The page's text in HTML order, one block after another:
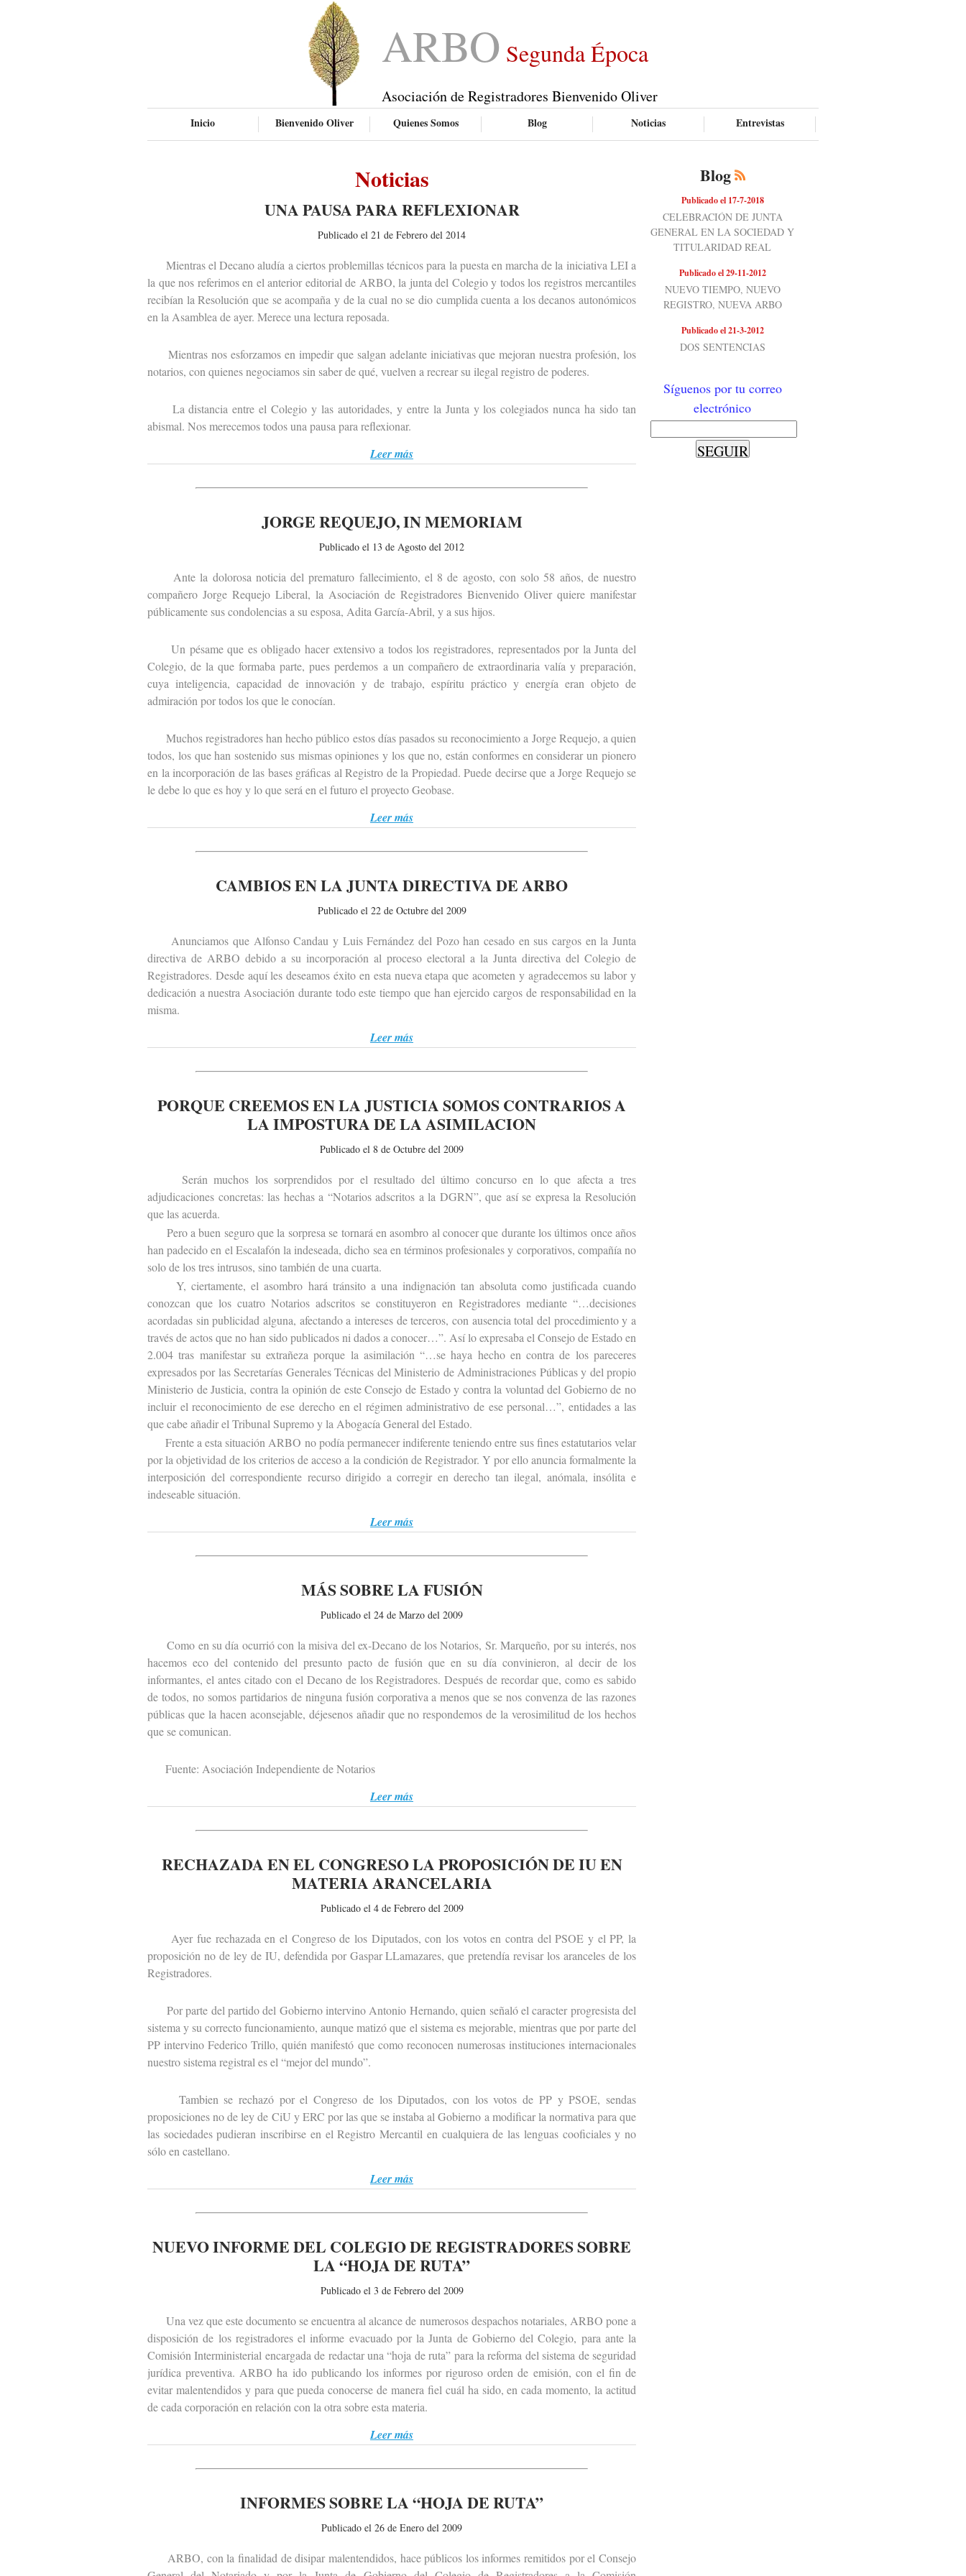
ARBO Segunda Época
Asociación de Registradores Bienvenido Oliver
Inicio Bienvenido Oliver Quienes Somos Blog Noticias Entrevistas
Noticias
UNA PAUSA PARA REFLEXIONAR
Publicado el 21 de Febrero del 2014
Mientras el Decano aludía a ciertos problemillas técnicos para la puesta en marcha de la iniciativa LEI a
la que nos referimos en el anterior editorial de ARBO, la junta del Colegio y todos los registros mercantiles
recibían la Resolución que se acompaña y de la cual no se dio cumplida cuenta a los decanos autonómicos
en la Asamblea de ayer. Merece una lectura reposada.
Mientras nos esforzamos en impedir que salgan adelante iniciativas que mejoran nuestra profesión, los
notarios, con quienes negociamos sin saber de qué, vuelven a recrear su ilegal registro de poderes.
La distancia entre el Colegio y las autoridades, y entre la Junta y los colegiados nunca ha sido tan
abismal. Nos merecemos todos una pausa para reflexionar.
Leer más
JORGE REQUEJO, IN MEMORIAM
Publicado el 13 de Agosto del 2012
Ante la dolorosa noticia del prematuro fallecimiento, el 8 de agosto, con solo 58 años, de nuestro
compañero Jorge Requejo Liberal, la Asociación de Registradores Bienvenido Oliver quiere manifestar
públicamente sus condolencias a su esposa, Adita García-Abril, y a sus hijos.
Un pésame que es obligado hacer extensivo a todos los registradores, representados por la Junta del
Colegio, de la que formaba parte, pues perdemos a un compañero de extraordinaria valía y preparación,
cuya inteligencia, capacidad de innovación y de trabajo, espíritu práctico y energía eran objeto de
admiración por todos los que le conocían.
Muchos registradores han hecho público estos días pasados su reconocimiento a Jorge Requejo, a quien
todos, los que han sostenido sus mismas opiniones y los que no, están conformes en considerar un pionero
en la incorporación de las bases gráficas al Registro de la Propiedad. Puede decirse que a Jorge Requejo se
le debe lo que es hoy y lo que será en el futuro el proyecto Geobase.
Leer más
CAMBIOS EN LA JUNTA DIRECTIVA DE ARBO
Publicado el 22 de Octubre del 2009
Anunciamos que Alfonso Candau y Luis Fernández del Pozo han cesado en sus cargos en la Junta
directiva de ARBO debido a su incorporación al proceso electoral a la Junta directiva del Colegio de
Registradores. Desde aquí les deseamos éxito en esta nueva etapa que acometen y agradecemos su labor y
dedicación a nuestra Asociación durante todo este tiempo que han ejercido cargos de responsabilidad en la
misma.
Leer más
PORQUE CREEMOS EN LA JUSTICIA SOMOS CONTRARIOS A
LA IMPOSTURA DE LA ASIMILACION
Publicado el 8 de Octubre del 2009
Serán muchos los sorprendidos por el resultado del último concurso en lo que afecta a tres
adjudicaciones concretas: las hechas a “Notarios adscritos a la DGRN”, que así se expresa la Resolución
que las acuerda.
Pero a buen seguro que la sorpresa se tornará en asombro al conocer que durante los últimos once años
han padecido en el Escalafón la indeseada, dicho sea en términos profesionales y corporativos, compañía no
solo de los tres intrusos, sino también de una cuarta.
Y, ciertamente, el asombro hará tránsito a una indignación tan absoluta como justificada cuando
conozcan que los cuatro Notarios adscritos se constituyeron en Registradores mediante “…decisiones
acordadas sin publicidad alguna, afectando a intereses de terceros, con ausencia total del procedimiento y a
través de actos que no han sido publicados ni dados a conocer…”. Así lo expresaba el Consejo de Estado en
2.004 tras manifestar su extrañeza porque la asimilación “…se haya hecho en contra de los pareceres
expresados por las Secretarías Generales Técnicas del Ministerio de Administraciones Públicas y del propio
Ministerio de Justicia, contra la opinión de este Consejo de Estado y contra la voluntad del Gobierno de no
incluir el reconocimiento de ese derecho en el régimen administrativo de ese personal…”, entidades a las
que cabe añadir el Tribunal Supremo y la Abogacía General del Estado.
Frente a esta situación ARBO no podía permanecer indiferente teniendo entre sus fines estatutarios velar
por la objetividad de los criterios de acceso a la condición de Registrador. Y por ello anuncia formalmente la
interposición del correspondiente recurso dirigido a corregir en derecho tan ilegal, anómala, insólita e
indeseable situación.
Leer más
MÁS SOBRE LA FUSIÓN
Publicado el 24 de Marzo del 2009
Como en su día ocurrió con la misiva del ex-Decano de los Notarios, Sr. Marqueño, por su interés, nos
hacemos eco del contenido del presunto pacto de fusión que en su día convinieron, al decir de los
informantes, el antes citado con el Decano de los Registradores. Después de recordar que, como es sabido
de todos, no somos partidarios de ninguna fusión corporativa a menos que se nos convenza de las razones
públicas que la hacen aconsejable, déjesenos añadir que no respondemos de la verosimilitud de los hechos
que se comunican.
Fuente: Asociación Independiente de Notarios
Leer más
RECHAZADA EN EL CONGRESO LA PROPOSICIÓN DE IU EN
MATERIA ARANCELARIA
Publicado el 4 de Febrero del 2009
Ayer fue rechazada en el Congreso de los Diputados, con los votos en contra del PSOE y el PP, la
proposición no de ley de IU, defendida por Gaspar LLamazares, que pretendía revisar los aranceles de los
Registradores.
Por parte del partido del Gobierno intervino Antonio Hernando, quien señaló el caracter progresista del
sistema y su correcto funcionamiento, aunque matizó que el sistema es mejorable, mientras que por parte del
PP intervino Federico Trillo, quién manifestó que como reconocen numerosas instituciones internacionales
nuestro sistema registral es el “mejor del mundo”.
Tambien se rechazó por el Congreso de los Diputados, con los votos de PP y PSOE, sendas
proposiciones no de ley de CiU y ERC por las que se instaba al Gobierno a modificar la normativa para que
las sociedades pudieran inscribirse en el Registro Mercantil en cualquiera de las lenguas cooficiales y no
sólo en castellano.
Leer más
NUEVO INFORME DEL COLEGIO DE REGISTRADORES SOBRE
LA “HOJA DE RUTA”
Publicado el 3 de Febrero del 2009
Una vez que este documento se encuentra al alcance de numerosos despachos notariales, ARBO pone a
disposición de los registradores el informe evacuado por la Junta de Gobierno del Colegio, para ante la
Comisión Interministerial encargada de redactar una “hoja de ruta” para la reforma del sistema de seguridad
jurídica preventiva. ARBO ha ido publicando los informes por riguroso orden de emisión, con el fin de
evitar malentendidos y para que pueda conocerse de manera fiel cuál ha sido, en cada momento, la actitud
de cada corporación en relación con la otra sobre esta materia.
Leer más
INFORMES SOBRE LA “HOJA DE RUTA”
Publicado el 26 de Enero del 2009
ARBO, con la finalidad de disipar malentendidos, hace públicos los informes remitidos por el Consejo
Blog
Publicado el 17-7-2018
CELEBRACIÓN DE JUNTA
GENERAL EN LA SOCIEDAD Y
TITULARIDAD REAL
Publicado el 29-11-2012
NUEVO TIEMPO, NUEVO
REGISTRO, NUEVA ARBO
Publicado el 21-3-2012
DOS SENTENCIAS
Síguenos por tu correo
electrónico